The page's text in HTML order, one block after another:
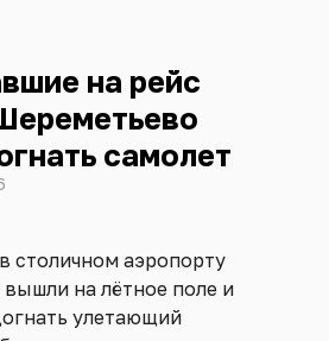
на рейс
самолет
столичном аэропорту
на лётное поле и
улетающий